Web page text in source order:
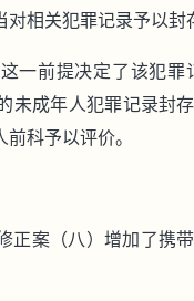
相关犯罪记录予以封
一前提决定了该犯
未成年人犯罪记录封
科予以评价。
正案（八）增加了携